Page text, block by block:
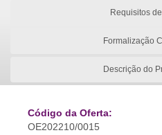
Requisitos
Formalização
Descrição do
Código da Oferta:
OE202210/0015